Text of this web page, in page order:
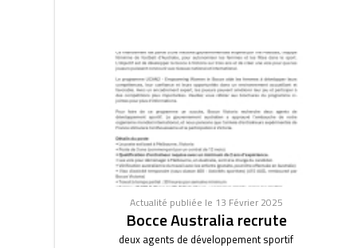
Actualité publiée le 13 Février 2025
Bocce Australia recrute
deux agents de développement sportif